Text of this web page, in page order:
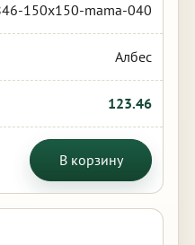
150x150-mama-040
Албес
123.46
В корзину